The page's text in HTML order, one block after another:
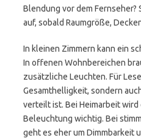
Blendung vor dem
auf, sobald Raumgröße,
In kleinen Zimmern kann ein
In offenen Wohnbereichen
zusätzliche Leuchten. Für
Gesamthelligkeit, sondern
verteilt ist. Bei Heimarbeit
Beleuchtung wichtig. Bei
geht es eher um Dimmbarkeit